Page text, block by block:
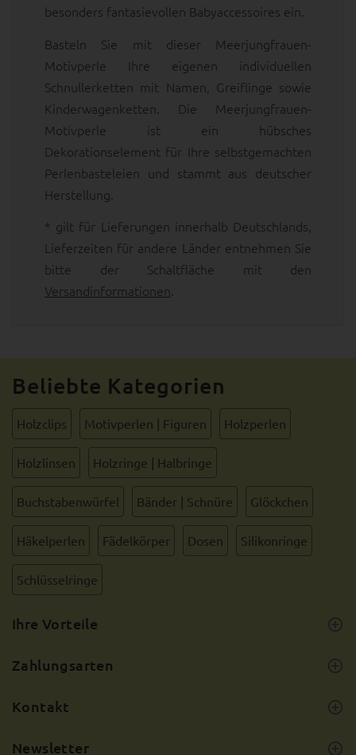
besonders fantasievollen Babyaccessoires ein.
Basteln Sie mit dieser Meerjungfrauen-
Motivperle Ihre eigenen individuellen
Schnullerketten mit Namen, Greiflinge sowie
Kinderwagenketten. Die Meerjungfrauen-
Motivperle ist ein hübsches
Dekorationselement für Ihre selbstgemachten
Perlenbasteleien und stammt aus deutscher
Herstellung.
* gilt für Lieferungen innerhalb Deutschlands,
Lieferzeiten für andere Länder entnehmen Sie
bitte der Schaltfläche mit den
Versandinformationen
Beliebte Kategorien
Holzclips Motivperlen | Figuren Holzperlen
Holzlinsen Holzringe | Halbringe
Buchstabenwürfel Bänder | Schnüre Glöckchen
Häkelperlen Fädelkörper Dosen Silikonringe
Schlüsselringe
Ihre Vorteile
Zahlungsarten
Kontakt
Newsletter